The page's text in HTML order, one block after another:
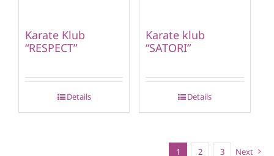
Karate Klub
“RESPECT”
Details
Karate klub
“SATORI”
Details
1 2 3 Next